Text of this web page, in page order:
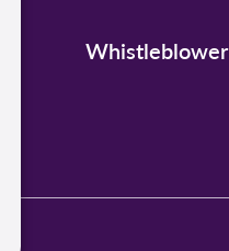
Whistleblower